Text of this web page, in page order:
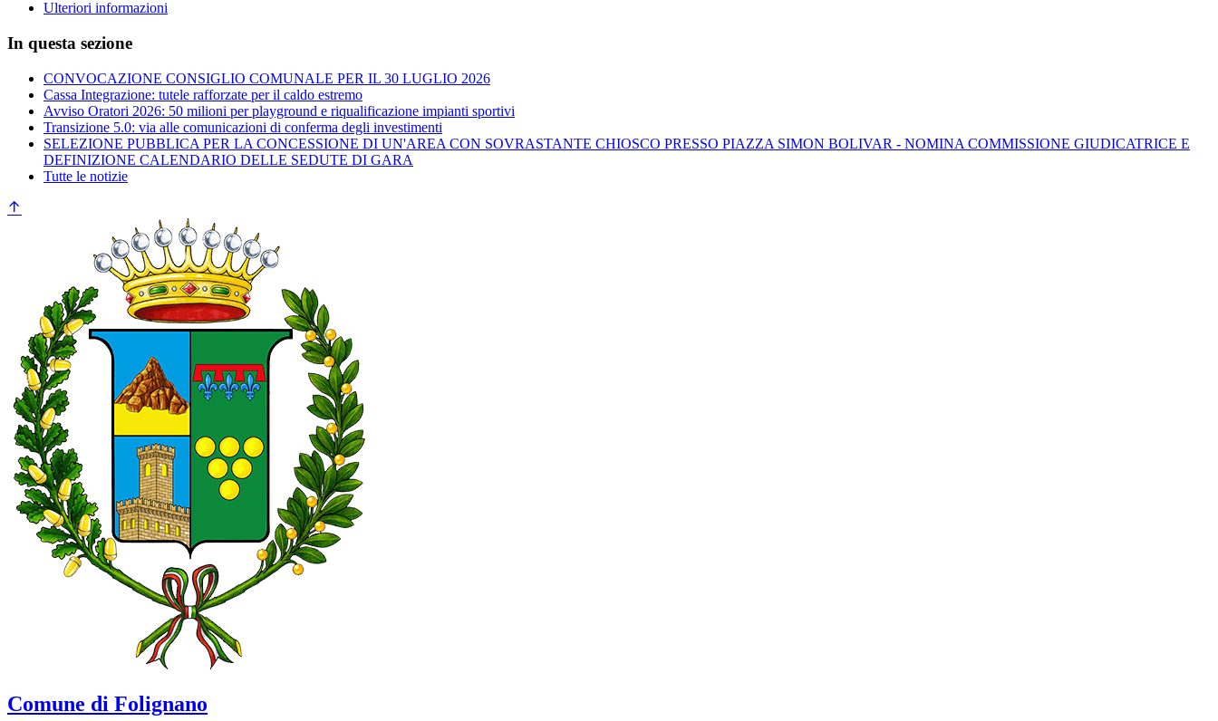
Ulteriori informazioni
In questa sezione
CONVOCAZIONE CONSIGLIO COMUNALE PER IL 30 LUGLIO 2026
Cassa Integrazione: tutele rafforzate per il caldo estremo
Avviso Oratori 2026: 50 milioni per playground e riqualificazione impianti sportivi
Transizione 5.0: via alle comunicazioni di conferma degli investimenti
SELEZIONE PUBBLICA PER LA CONCESSIONE DI UN'AREA CON SOVRASTANTE CHIOSCO PRESSO PIAZZA SIMON BOLIVAR - NOMINA COMMISSIONE GIUDICATRICE E
DEFINIZIONE CALENDARIO DELLE SEDUTE DI GARA
Tutte le notizie
Comune di Folignano